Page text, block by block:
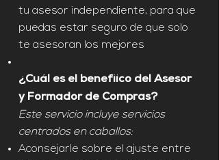
tu asesor independiente, para que
puedas estar seguro de que solo
te asesoran los mejores
¿Cuál es el benefiico del Asesor
y Formador de Compras?
Este servicio incluye servicios
centrados en caballos:
Aconsejarle sobre el ajuste entre